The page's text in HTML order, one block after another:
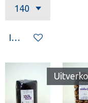
In winkelwagen